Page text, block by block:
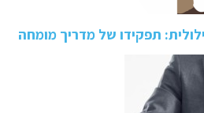
תפקידו של מדריך מומחה